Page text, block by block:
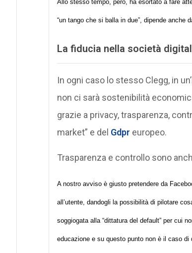
Allo stesso tempo, però, ha esortato a fare
“un tango che si balla in due”, dipende
La fiducia nella società
In ogni caso lo stesso Clegg, in
non ci sarà sostenibilità
grazie a privacy, trasparenza,
market” e del Gdpr europeo.
Trasparenza e controllo sono
A nostro avviso è giusto pretendere da
all’utente, dandogli la possibilità di pilotare
soggiogata alla “dittatura del default” per cui
educazione e su questo punto non è il caso